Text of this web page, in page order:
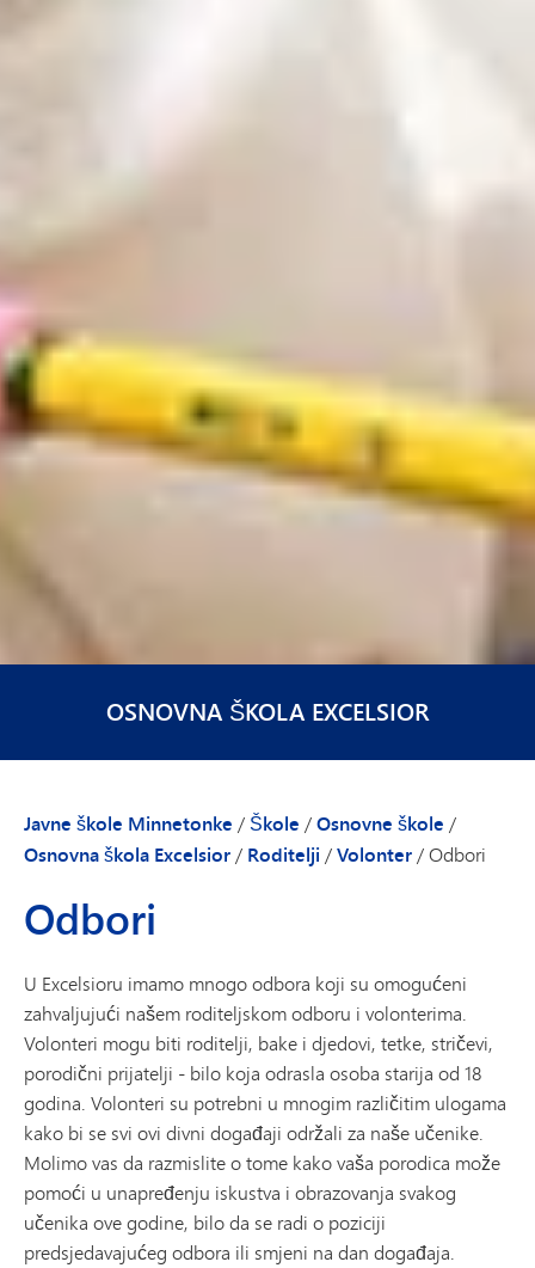
OSNOVNA ŠKOLA EXCELSIOR
Javne škole Minnetonke / Škole /Osnovne škole /
Osnovna škola Excelsior/ Roditelji /Volonter/Odbori
Odbori
U Excelsioru imamo mnogo odbora koji su omogućeni
zahvaljujući našem roditeljskom odboru i volonterima.
Volonteri mogu biti roditelji, bake i djedovi, tetke, stričevi,
porodični prijatelji - bilo koja odrasla osoba starija od 18
godina. Volonteri su potrebni u mnogim različitim ulogama
kako bi se svi ovi divni događaji održali za naše učenike.
Molimo vas da razmislite o tome kako vaša porodica može
pomoći u unapređenju iskustva i obrazovanja svakog
učenika ove godine, bilo da se radi o poziciji
predsjedavajućeg odbora ili smjeni na dan događaja.